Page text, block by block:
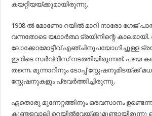
കയറ്റിയയ്ക്കുമായിരുന്നു.
1908 ല്‍ മോണോ റയില്‍ മാറി നാരോ ഗേജ്
വന്നതോടെ യഥാര്‍ത്ഥ ട്രയിനിന്റെ കാലമായി.
ലോക്കോമോട്ടീവ് എഞ്ചിനുപയോഗിച്ചുള്ള
ഇവിടെ സര്‍വ്വീസ് നടത്തിയിരുന്നത്. പഴയ
തന്നെ. മൂന്നാറിനും ടോപ്പ് സ്റ്റേഷനുമിടയ്ക്ക്
സ്റ്റേഷനുകളും പ്രവര്‍ത്തിച്ചിരുന്നു.
ഏതൊരു മുന്നേറ്റത്തിനും ഒരവസാനം
കുണ്ടളവാലി റെയില്‍വേയ്ക്കുമുണ്ടായിരുന്നു